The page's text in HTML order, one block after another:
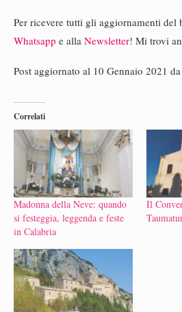
Per ricevere tutti gli aggiornamenti
Whatsapp e alla Newsletter! Mi trovi
Post aggiornato al 10 Gennaio 2021 da
Correlati
Madonna della Neve: quando
si festeggia, leggenda e feste
in Calabria
Il